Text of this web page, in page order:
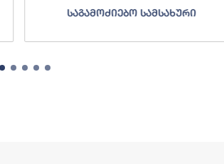
საგამოძიებო სამსახური